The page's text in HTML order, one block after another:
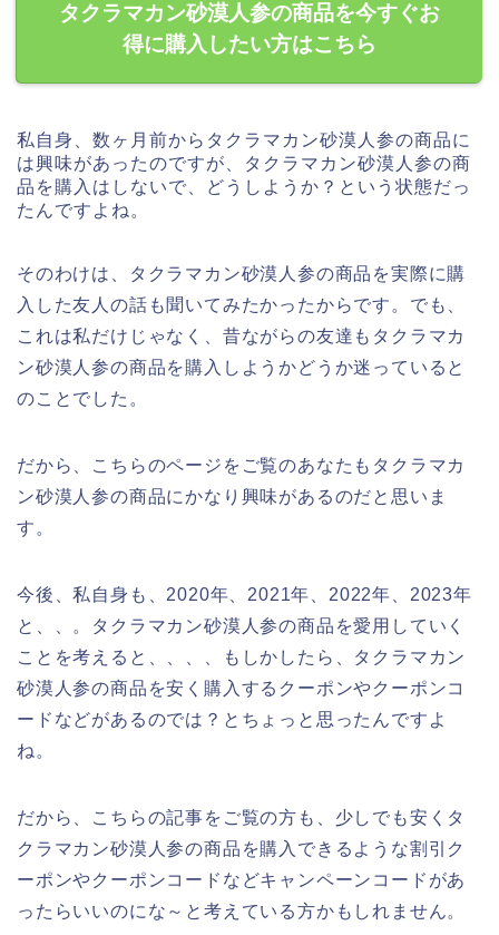
タクラマカン砂漠人参の商品を今すぐお
得に購入したい方はこちら
私自身、数ヶ月前からタクラマカン砂漠人参の商品に
は興味があったのですが、タクラマカン砂漠人参の商
品を購入はしないで、どうしようか？という状態だっ
たんですよね。
そのわけは、タクラマカン砂漠人参の商品を実際に購
入した友人の話も聞いてみたかったからです。でも、
これは私だけじゃなく、昔ながらの友達もタクラマカ
ン砂漠人参の商品を購入しようかどうか迷っていると
のことでした。
だから、こちらのページをご覧のあなたもタクラマカ
ン砂漠人参の商品にかなり興味があるのだと思いま
す。
今後、私自身も、2020年、2021年、2022年、2023年
と、、。タクラマカン砂漠人参の商品を愛用していく
ことを考えると、、、、もしかしたら、タクラマカン
砂漠人参の商品を安く購入するクーポンやクーポンコ
ードなどがあるのでは？とちょっと思ったんですよ
ね。
だから、こちらの記事をご覧の方も、少しでも安くタ
クラマカン砂漠人参の商品を購入できるような割引ク
ーポンやクーポンコードなどキャンペーンコードがあ
ったらいいのにな～と考えている方かもしれません。